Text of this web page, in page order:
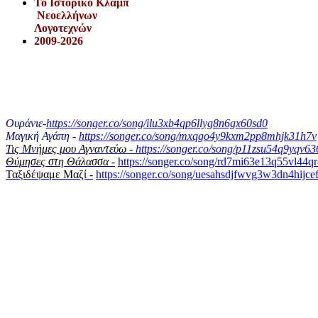
Το Iστορικό Κλαμπ
Νεοελλήνων
Λογοτεχνών
2009-2026
Ουράνιε-https://songer.co/song/ilu3xb4qp6llyg8n6gx60sd0
Μαγική Αγάπη - https://songer.co/song/mxqgo4y9kxm2pp8mhjk31h7v
Τις Μνήμες μου Αγναντεύω - https://songer.co/song/
Θύμησες στη Θάλασσα - https://songer.co/song/
Ταξιδέψαμε Μαζί - https://songer.co/song/uesahsdjfwvg3w3dn4hijcef